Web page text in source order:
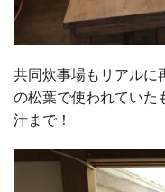
共同炊事場もリアルに
の松葉で使われていた
汁まで！